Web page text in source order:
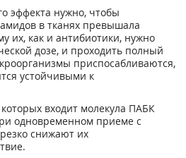
эффекта нужно, чтобы
в тканях превышала
их, как и антибиотики, нужно
дозе, и проходить полный
приспосабливаются,
устойчивыми к
которых входит молекула ПАБК
одновременном приеме с
снижают их